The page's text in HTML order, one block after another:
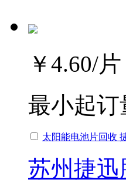
￥4.60/片
最小起订
太阳能电池片回收
苏州捷